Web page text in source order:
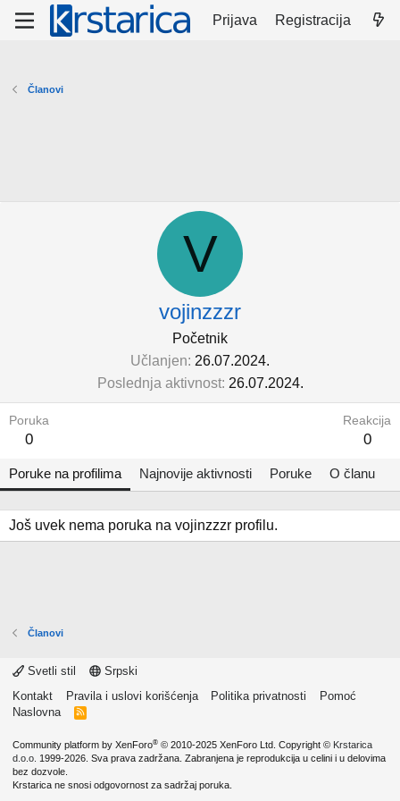
Prijava Registracija
Članovi
V
vojinzzzr
Početnik
Učlanjen 26.07.2024.
Poslednja aktivnost 26.07.2024.
Poruka
0
Reakcija
0
Poruke na profilima Najnovije aktivnosti Poruke O članu
Još uvek nema poruka na vojinzzzr profilu.
Članovi
Svetli stil
Srpski
Kontakt
Pravila i uslovi korišćenja Politika privatnosti
Pomoć
Naslovna
R
Community platform by XenForo® © 2010-2025 XenForo Ltd. Copyright © Krstarica
d.o.o. 1999-2026. Sva prava zadržana. Zabranjena je reprodukcija u celini i u delovima
bez dozvole.
Krstarica ne snosi odgovornost za sadržaj poruka.